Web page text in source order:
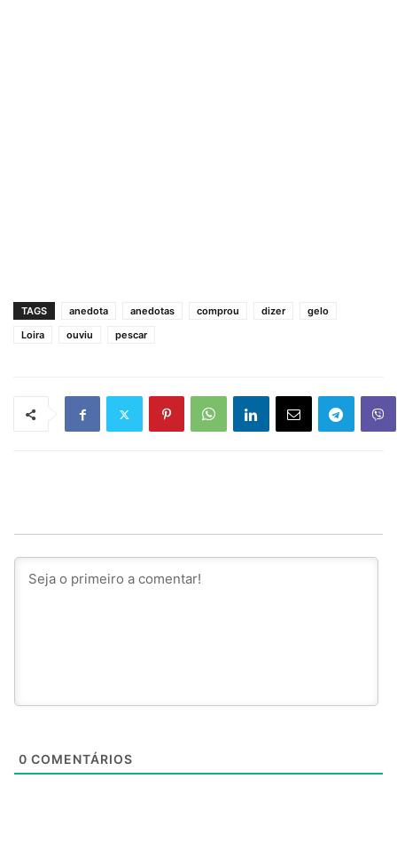
TAGS anedota anedotas comprou dizer
gelo
Loira
ouviu pescar
0 COMENTÁRIOS